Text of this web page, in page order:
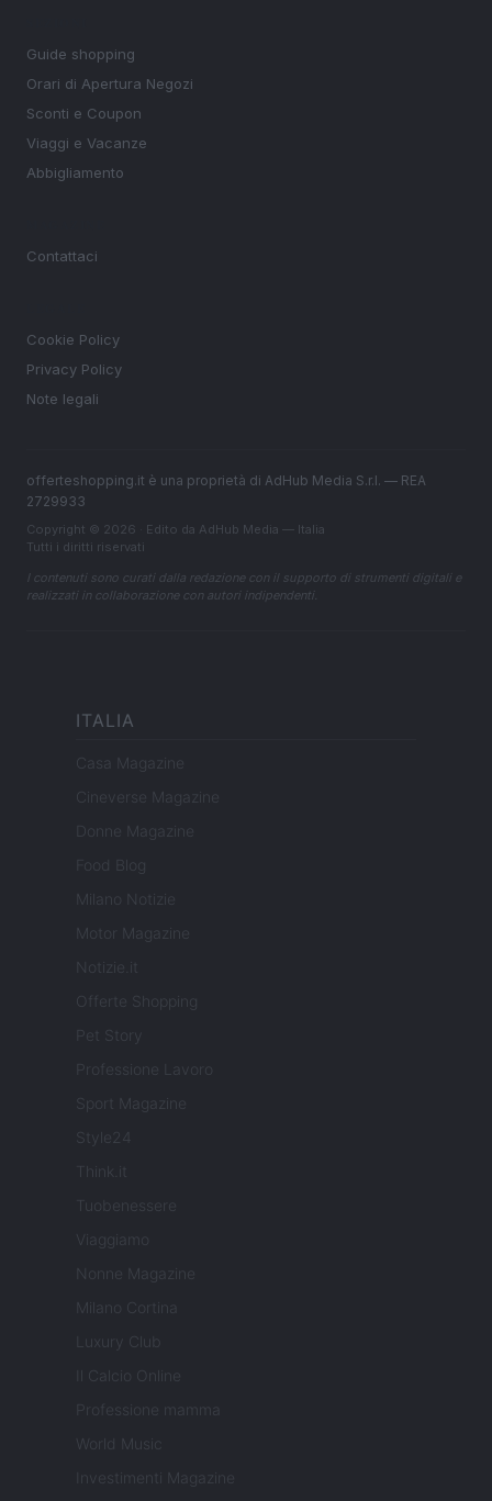
Guide shopping
Orari di Apertura Negozi
Sconti e Coupon
Viaggi e Vacanze
Abbigliamento
Contattaci
Cookie Policy
Privacy Policy
Note legali
offerteshopping.it è una proprietà di AdHub Media S.r.l. — REA
2729933
Copyright © 2026 · Edito da AdHub Media — Italia
Tutti i diritti riservati
I contenuti sono curati dalla redazione con il supporto di strumenti digitali e
realizzati in collaborazione con autori indipendenti.
ITALIA
Casa Magazine
Cineverse Magazine
Donne Magazine
Food Blog
Milano Notizie
Motor Magazine
Notizie.it
Offerte Shopping
Pet Story
Professione Lavoro
Sport Magazine
Style24
Think.it
Tuobenessere
Viaggiamo
Nonne Magazine
Milano Cortina
Luxury Club
Il Calcio Online
Professione mamma
World Music
Investimenti Magazine